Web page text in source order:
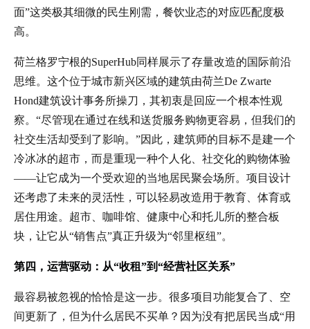
面”这类极其细微的民生刚需，餐饮业态的对应匹配度极
高。
荷兰格罗宁根的SuperHub同样展示了存量改造的国际前沿
思维。这个位于城市新兴区域的建筑由荷兰De Zwarte
Hond建筑设计事务所操刀，其初衷是回应一个根本性观
察。“尽管现在通过在线和送货服务购物更容易，但我们的
社交生活却受到了影响。”因此，建筑师的目标不是建一个
冷冰冰的超市，而是重现一种个人化、社交化的购物体验
——让它成为一个受欢迎的当地居民聚会场所。项目设计
还考虑了未来的灵活性，可以轻易改造用于教育、体育或
居住用途。超市、咖啡馆、健康中心和托儿所的整合板
块，让它从“销售点”真正升级为“邻里枢纽”。
第四，运营驱动：从“收租”到“经营社区关系”
最容易被忽视的恰恰是这一步。很多项目功能复合了、空
间更新了，但为什么居民不买单？因为没有把居民当成“用